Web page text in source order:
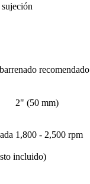
recomendado
2" (50 mm)
1,800 - 2,500 rpm
incluido)